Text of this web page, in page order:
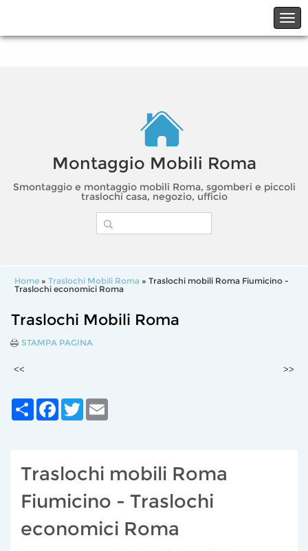
Montaggio Mobili Roma
Smontaggio e montaggio mobili Roma, sgomberi e piccoli
traslochi casa, negozio, ufficio
Home » Traslochi Mobili Roma » Traslochi mobili Roma Fiumicino -
Traslochi economici Roma
Traslochi Mobili Roma
STAMPA PAGINA
<< >>
Share FacebookTwitter
Traslochi mobili Roma
Fiumicino - Traslochi
economici Roma